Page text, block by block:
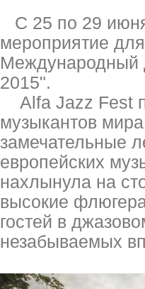
С 25 по 29
мероприятие
Международный
2015".
Alfa Jazz Fest
музыкантов
замечательные
европейских
нахлынула на
высокие
гостей в
незабываемых